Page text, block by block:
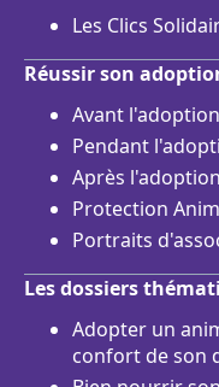
Les Clics
Réussir son
Avant l'adoption
Pendant
Après l'adoption
Protection
Portraits
Les dossiers
Adopter un
confort de son